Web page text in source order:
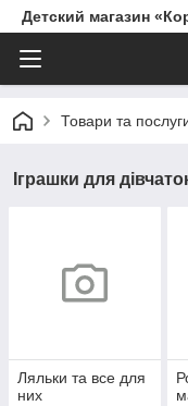
Детский магазин
Товари та
Іграшки для
Ляльки та все для
них